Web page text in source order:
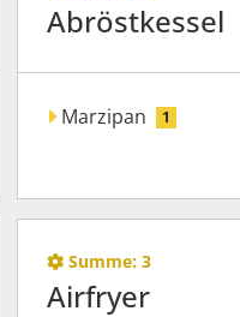
Abröstkessel
Marzipan 1
Summe: 3
Airfryer